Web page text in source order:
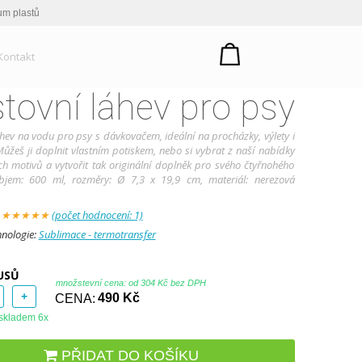
plastů
láhev pro psy
na vodu pro psy s dávkovačem, ideální na procházky, výlety i
ji doplnit vlastním potiskem, nebo si vybrat z naší nabídky
motivů a vytvořit tak originální doplněk pro svého čtyřnohého
600 ml, rozměry: Ø 7,3 x 19,9 cm, materiál: nerezová
★★★★★(počet hodnocení: 1)
Sublimace - termotransfer
množstevní cena: od304 Kč bez DPH
+ CENA: 490 Kč
6x
PŘIDAT DO KOŠÍKU